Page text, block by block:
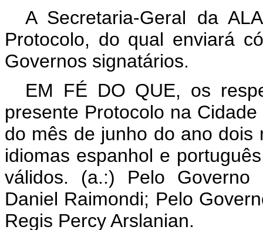
A Secretaria-Geral da
Protocolo, do qual enviará
Governos signatários.
EM FÉ DO QUE, os
presente Protocolo na
do mês de junho do ano dois
idiomas espanhol e
válidos. (a.:) Pelo Governo
Daniel Raimondi; Pelo
Regis Percy Arslanian.